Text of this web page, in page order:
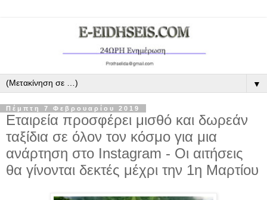
▼
Πέμπτη 7 Φεβρουαρίου 2019
Εταιρεία προσφέρει μισθό και δωρεάν
ταξίδια σε όλον τον κόσμο για μια
ανάρτηση στο Instagram - Οι αιτήσεις
θα γίνονται δεκτές μέχρι την 1η Μαρτίου